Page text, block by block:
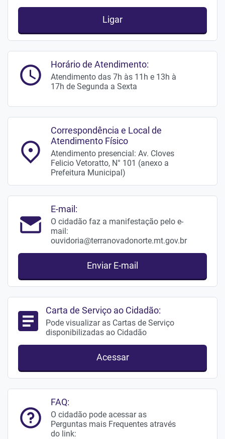
Ligar
Horário de Atendimento:
Atendimento das 7h às 11h e 13h à
17h de Segunda a Sexta
Correspondência e Local de
Atendimento Físico
Atendimento presencial: Av. Cloves
Felicio Vetoratto, N° 101 (anexo a
Prefeitura Municipal)
E-mail:
O cidadão faz a manifestação pelo e-
mail:
ouvidoria@terranovadonorte.mt.gov.br
Enviar E-mail
Carta de Serviço ao Cidadão:
Pode visualizar as Cartas de Serviço
disponibilizadas ao Cidadão
Acessar
FAQ:
O cidadão pode acessar as
Perguntas mais Frequentes através
do link: